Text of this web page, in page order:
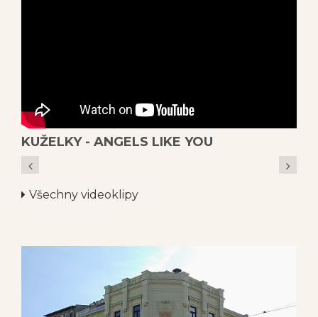
KUŽELKY - ANGELS LIKE YOU
Všechny videoklipy